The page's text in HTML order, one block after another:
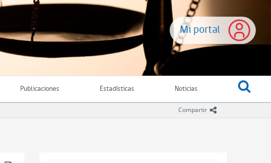
Mi portal
Publicaciones Estadísticas Noticias
Compartir icono compartir